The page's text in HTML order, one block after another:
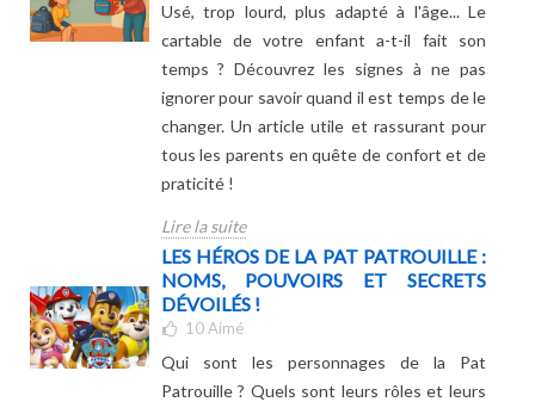
Usé, trop lourd, plus adapté à l'âge... Le
cartable de votre enfant a-t-il fait son
temps ? Découvrez les signes à ne pas
ignorer pour savoir quand il est temps de le
changer. Un article utile et rassurant pour
tous les parents en quête de confort et de
praticité !
Lire la suite
LES HÉROS DE LA PAT PATROUILLE :
NOMS, POUVOIRS ET SECRETS
DÉVOILÉS !
10 Aimé
Qui sont les personnages de la Pat
Patrouille ? Quels sont leurs rôles et leurs